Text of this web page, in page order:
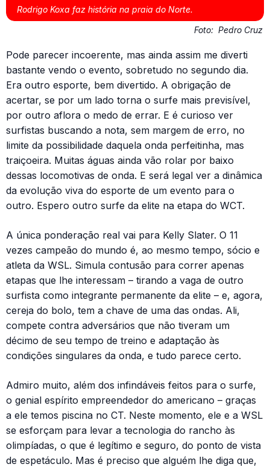
Rodrigo Koxa faz história na praia do Norte.
Foto: Pedro Cruz
Pode parecer incoerente, mas ainda assim me diverti
bastante vendo o evento, sobretudo no segundo dia.
Era outro esporte, bem divertido. A obrigação de
acertar, se por um lado torna o surfe mais previsível,
por outro aflora o medo de errar. E é curioso ver
surfistas buscando a nota, sem margem de erro, no
limite da possibilidade daquela onda perfeitinha, mas
traiçoeira. Muitas águas ainda vão rolar por baixo
dessas locomotivas de onda. E será legal ver a dinâmica
da evolução viva do esporte de um evento para o
outro. Espero outro surfe da elite na etapa do WCT.
A única ponderação real vai para Kelly Slater. O 11
vezes campeão do mundo é, ao mesmo tempo, sócio e
atleta da WSL. Simula contusão para correr apenas
etapas que lhe interessam – tirando a vaga de outro
surfista como integrante permanente da elite – e, agora,
cereja do bolo, tem a chave de uma das ondas. Ali,
compete contra adversários que não tiveram um
décimo de seu tempo de treino e adaptação às
condições singulares da onda, e tudo parece certo.
Admiro muito, além dos infindáveis feitos para o surfe,
o genial espírito empreendedor do americano – graças
a ele temos piscina no CT. Neste momento, ele e a WSL
se esforçam para levar a tecnologia do rancho às
olimpíadas, o que é legítimo e seguro, do ponto de vista
de espetáculo. Mas é preciso que alguém lhe diga que,